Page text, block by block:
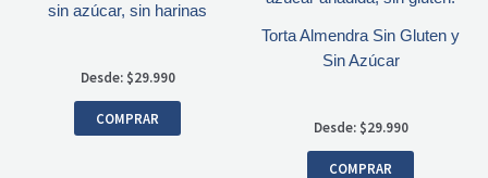
sin azúcar, sin harinas
Desde: $29.990
COMPRAR
Torta Almendra Sin Gluten y
Sin Azúcar
Desde: $29.990
COMPRAR